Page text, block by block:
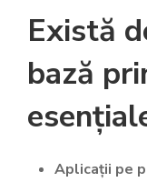
Există
bază
Aplicații pe